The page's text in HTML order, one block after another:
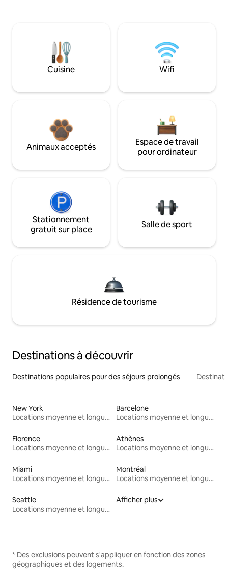
Cuisine Wifi
Animaux acceptés
Espace de travail
pour ordinateur
Stationnement
gratuit sur place
Salle de sport
Résidence de tourisme
Destinations à découvrir
Destinations populaires pour des séjours prolongés
New York
Locations moyenne et longue durée
Barcelone
Locations moyenne et longue durée
Florence
Locations moyenne et longue durée
Athènes
Locations moyenne et longue durée
Miami
Locations moyenne et longue durée
Montréal
Locations moyenne et longue durée
Seattle
Locations moyenne et longue durée
Afficher plus
* Des exclusions peuvent s'appliquer en fonction des zones
géographiques et des logements.